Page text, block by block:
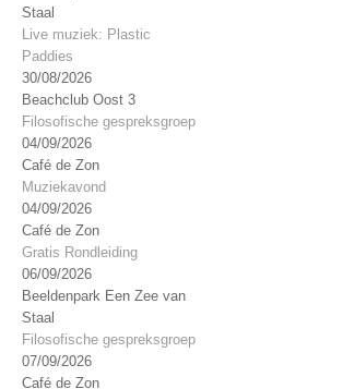
Staal
Live muziek: Plastic
Paddies
30/08/2026
Beachclub Oost 3
Filosofische gespreksgroep
04/09/2026
Café de Zon
Muziekavond
04/09/2026
Café de Zon
Gratis Rondleiding
06/09/2026
Beeldenpark Een Zee van
Staal
Filosofische gespreksgroep
07/09/2026
Café de Zon